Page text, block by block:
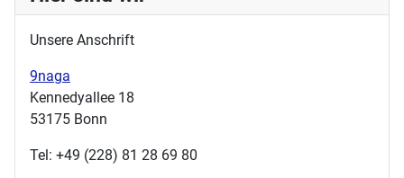
Unsere Anschrift
9naga
Kennedyallee 18
53175 Bonn
Tel: +49 (228) 81 28 69 80